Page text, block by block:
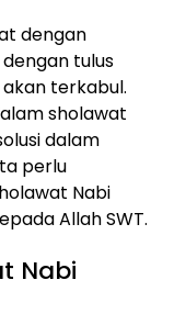
dengan
tulus
terkabul.
sholawat
dalam
perlu
Nabi
Allah SWT.
Nabi